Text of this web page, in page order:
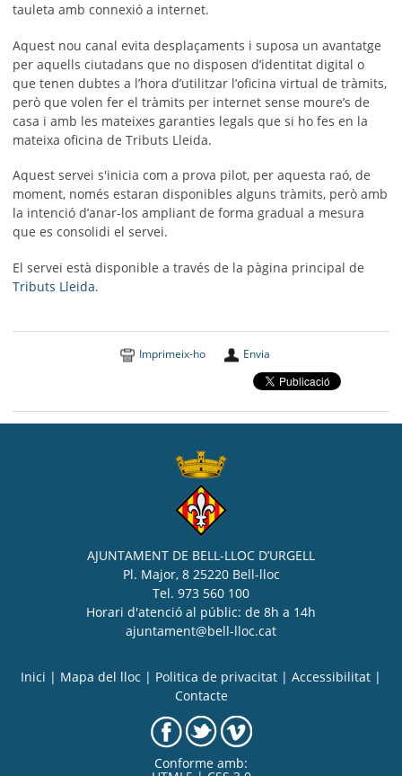
tauleta amb connexió a internet.
Aquest nou canal evita desplaçaments i suposa un avantatge
per aquells ciutadans que no disposen d’identitat digital o
que tenen dubtes a l’hora d’utilitzar l’oficina virtual de tràmits,
però que volen fer el tràmits per internet sense moure’s de
casa i amb les mateixes garanties legals que si ho fes en la
mateixa oficina de Tributs Lleida.
Aquest servei s'inicia com a prova pilot, per aquesta raó, de
moment, només estaran disponibles alguns tràmits, però amb
la intenció d’anar-los ampliant de forma gradual a mesura
que es consolidi el servei.
El servei està disponible a través de la pàgina principal de
Tributs Lleida.
Imprimeix-ho Envia
AJUNTAMENT DE BELL-LLOC D’URGELL
Pl. Major, 8 25220 Bell-lloc
Tel. 973 560 100
Horari d'atenció al públic: de 8h a 14h
ajuntament@bell-lloc.cat
Inici | Mapa del lloc | Politica de privacitat | Accessibilitat |
Contacte
Conforme amb: